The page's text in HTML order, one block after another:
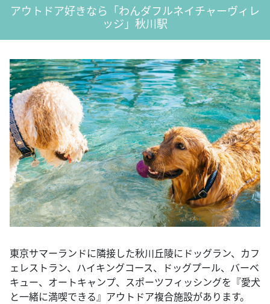
アウトドア好きなら「わんダフルネイチャーヴィレ
ッジ」秋川駅
東京サマーランドに隣接した秋川丘陵にドッグラン、カフ
ェレストラン、ハイキングコース、ドッグプール、バーベ
キュー、オートキャンプ、スポーツフィッシングを『愛犬
と一緒に満喫できる』アウトドア複合施設があります。